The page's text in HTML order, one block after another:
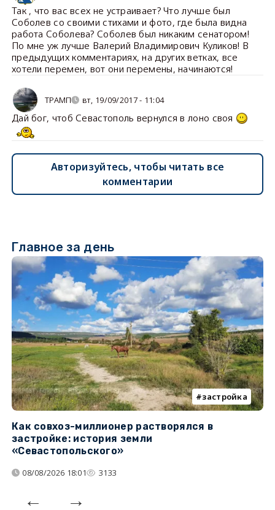
Так , что вас всех не устраивает? Что лучше был
Соболев со своими стихами и фото, где была видна
работа Соболева? Соболев был никаким сенатором!
По мне уж лучше Валерий Владимирович Куликов! В
предыдущих комментариях, на других ветках, все
хотели перемен, вот они перемены, начинаются!
ТРАМП вт, 19/09/2017 - 11:04
Дай бог, чтоб Севастополь вернулся в лоно своя
Авторизуйтесь, чтобы читать все
комментарии
Главное за день
застройка
Как совхоз-миллионер растворялся в
застройке: история земли
«Севастопольского»
08/08/2026 18:01 3133